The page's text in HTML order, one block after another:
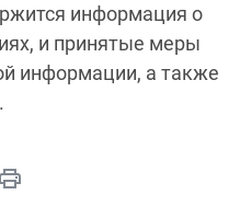
информация о
и принятые меры
информации, а также